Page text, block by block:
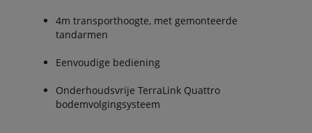
4m transporthoogte, met gemonteerde
tandarmen
Eenvoudige bediening
Onderhoudsvrije TerraLink Quattro
bodemvolgingsysteem